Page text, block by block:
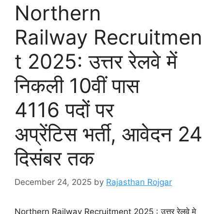
Northern
Railway Recruitmen
t 2025: उत्तर रेलवे में
निकली 10वीं पास
4116 पदों पर
अप्रेंटिस भर्ती, आवेदन 24
दिसंबर तक
December 24, 2025 by Rajasthan Rojgar
Northern Railway Recruitment 2025 : उत्तर रेलवे मे